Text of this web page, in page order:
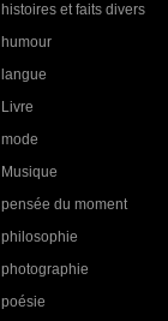
histoires et faits divers
humour
langue
Livre
mode
Musique
pensée du moment
philosophie
photographie
poésie